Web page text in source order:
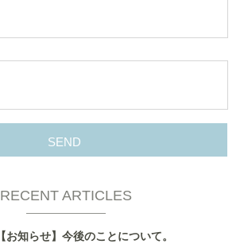
RECENT ARTICLES
【お知らせ】今後のことについて。